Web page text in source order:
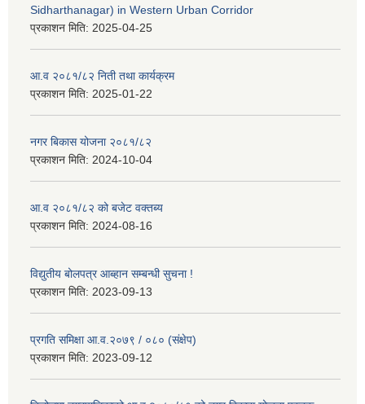
Sidharthanagar) in Western Urban Corridor
प्रकाशन मिति: 2025-04-25
आ.व २०८१/८२ निती तथा कार्यक्रम
प्रकाशन मिति: 2025-01-22
नगर बिकास योजना २०८१/८२
प्रकाशन मिति: 2024-10-04
आ.व २०८१/८२ को बजेट वक्तब्य
प्रकाशन मिति: 2024-08-16
विद्युतीय बोलपत्र आब्हान सम्बन्धी सुचना !
प्रकाशन मिति: 2023-09-13
प्रगति समिक्षा आ.व.२०७९ / ०८० (संक्षेप)
प्रकाशन मिति: 2023-09-12